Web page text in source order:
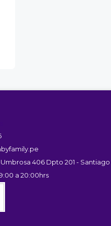
406 Dpto 201 -
a 20:00hrs